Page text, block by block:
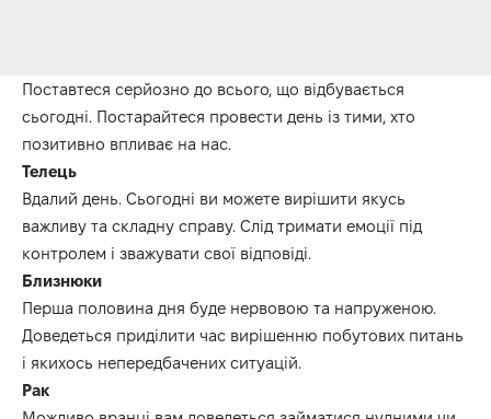
Поставтеся серйозно до всього, що відбувається
сьогодні. Постарайтеся провести день із тими, хто
позитивно впливає на нас.
Телець
Вдалий день. Сьогодні ви можете вирішити якусь
важливу та складну справу. Слід тримати емоції під
контролем і зважувати свої відповіді.
Близнюки
Перша половина дня буде нервовою та напруженою.
Доведеться приділити час вирішенню побутових питань
і якихось непередбачених ситуацій.
Рак